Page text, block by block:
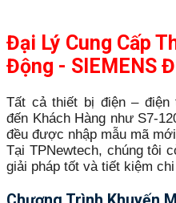
Đại Lý Cung Cấp
Động - SIEMENS
Tất cả thiết bị điện – điện
đến Khách Hàng như S7-
đều được nhập mẫu mã
Tại TPNewtech, chúng tôi
giải pháp tốt và tiết kiệm